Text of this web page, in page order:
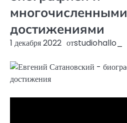
многочисленными
достижениями
1 декабря 2022 отstudiohallo_